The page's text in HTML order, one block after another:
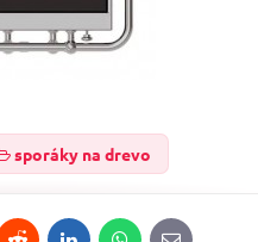
sporáky na drevo